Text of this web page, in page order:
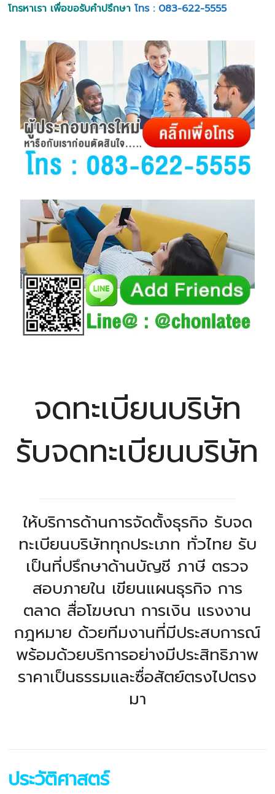
โทรหาเรา เพื่อขอรับคำปรึกษา โทร : 083-622-5555
จดทะเบียนบริษัท
รับจดทะเบียนบริษัท
ให้บริการด้านการจัดตั้งธุรกิจ รับจด
ทะเบียนบริษัททุกประเภท ทั่วไทย รับ
เป็นที่ปรึกษาด้านบัญชี ภาษี ตรวจ
สอบภายใน เขียนแผนธุรกิจ การ
ตลาด สื่อโฆษณา การเงิน แรงงาน
กฎหมาย ด้วยทีมงานที่มีประสบการณ์
พร้อมด้วยบริการอย่างมีประสิทธิภาพ
ราคาเป็นธรรมและซื่อสัตย์ตรงไปตรง
มา
ประวัติศาสตร์